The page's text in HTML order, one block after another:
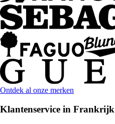
Ontdek al onze merken
Klantenservice in Frankrijk